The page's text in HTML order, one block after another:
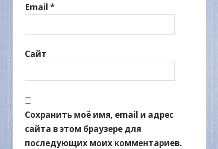
Email *
Сайт
Сохранить моё имя, email и адрес
сайта в этом браузере для
последующих моих комментариев.